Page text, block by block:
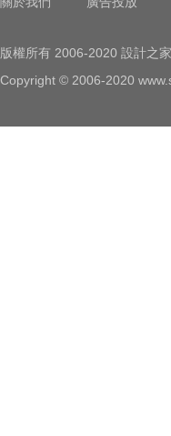
版權所有 2006-2020 設計之
Copyright © 2006-2020